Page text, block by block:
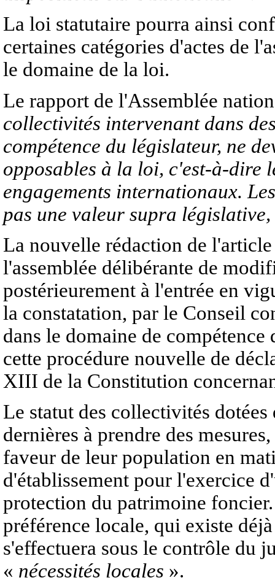
La loi statutaire pourra ainsi
certaines catégories d'actes de
le domaine de la loi.
Le rapport de l'Assemblée
collectivités intervenant dans
compétence du législateur, ne
opposables à la loi, c'est-à-dire
engagements internationaux.
pas une valeur supra
La nouvelle rédaction de
l'assemblée délibérante de
postérieurement à l'entrée en
la constatation, par le Conseil
dans le domaine de
cette procédure nouvelle de
XIII de la Constitution
Le statut des collectivités
dernières à prendre des
faveur de leur population en
d'établissement pour l'exercice
protection du patrimoine
préférence locale, qui existe
s'effectuera sous le contrôle du
« nécessités locales ».